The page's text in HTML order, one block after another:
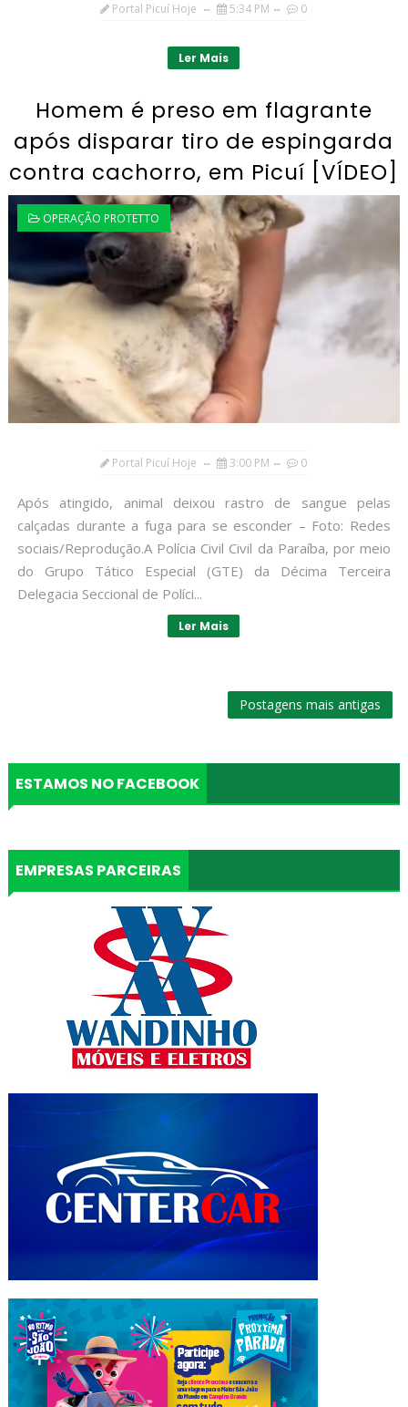
Portal Picuí Hoje 5:34 PM 0
Ler Mais
Homem é preso em flagrante
após disparar tiro de espingarda
contra cachorro, em Picuí [VÍDEO]
OPERAÇÃO PROTETTO
Portal Picuí Hoje 3:00 PM 0
Após atingido, animal deixou rastro de sangue pelas
calçadas durante a fuga para se esconder – Foto: Redes
sociais/Reprodução.A Polícia Civil Civil da Paraíba, por meio
do Grupo Tático Especial (GTE) da Décima Terceira
Delegacia Seccional de Políci...
Ler Mais
Postagens mais antigas
ESTAMOS NO FACEBOOK
EMPRESAS PARCEIRAS